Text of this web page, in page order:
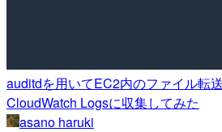
auditdを用いてEC2内のファイル転
CloudWatch Logsに収集してみた
asano haruki